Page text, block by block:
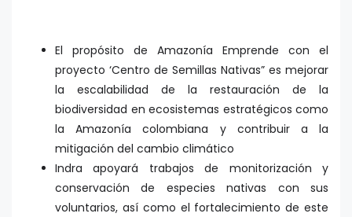
El propósito de Amazonía Emprende con el
proyecto ‘Centro de Semillas Nativas” es mejorar
la escalabilidad de la restauración de la
biodiversidad en ecosistemas estratégicos como
la Amazonía colombiana y contribuir a la
mitigación del cambio climático
Indra apoyará trabajos de monitorización y
conservación de especies nativas con sus
voluntarios, así como el fortalecimiento de este